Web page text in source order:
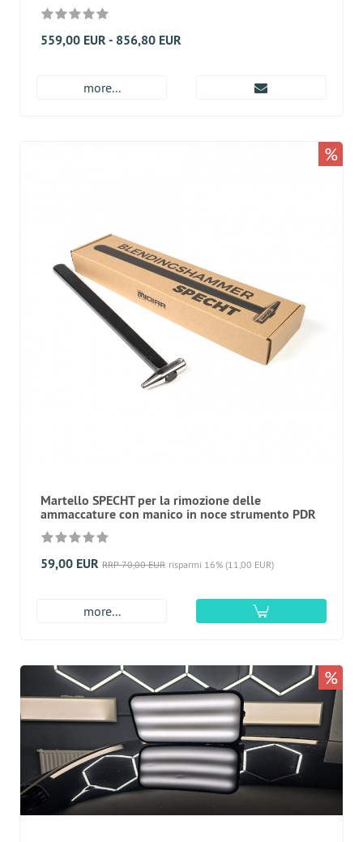
559,00 EUR - 856,80 EUR
more...
Martello SPECHT per la rimozione delle
ammaccature con manico in noce strumento PDR
59,00 EUR RRP 70,00 EUR risparmi 16% (11,00 EUR)
more...
%
%